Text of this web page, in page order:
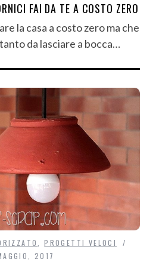
FAI DA TE A COSTO ZERO
la casa a costo zero ma che
da lasciare a bocca…
,PROGETTI VELOCI
2017